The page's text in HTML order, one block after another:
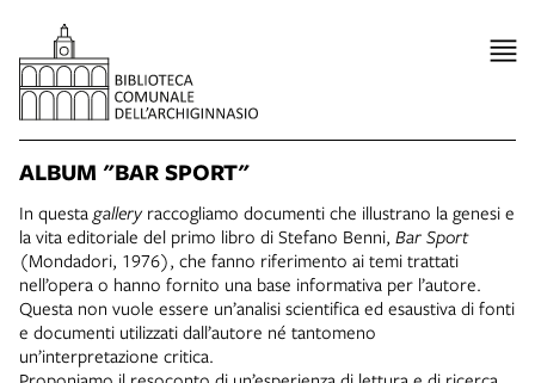
ALBUM "BAR SPORT"
In questa galleryraccogliamo documenti che illustrano la genesi e
la vita editoriale del primo libro di Stefano Benni, Bar Sport
(Mondadori, 1976), che fanno riferimento ai temi trattati
nell’opera o hanno fornito una base informativa per l’autore.
Questa non vuole essere un’analisi scientifica ed esaustiva di fonti
e documenti utilizzati dall’autore né tantomeno
un’interpretazione critica.